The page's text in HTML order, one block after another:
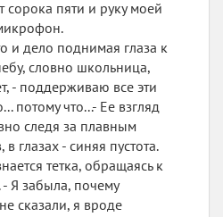
сорока пяти и руку моей
и дело поднимая глаза к
словно школьница,
- поддерживаю все эти
потому что...- Ее взгляд
следя за плавным
глазах - синяя пустота.
тетка, обращаясь к
Я забыла, почему
сказали, я вроде